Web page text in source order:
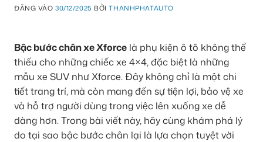
ĐĂNG VÀO30/12/2025 BỞITHANHPHATAUTO
Bậc bước chân xe Xforce là phụ kiện ô tô không thể
thiếu cho những chiếc xe 4×4, đặc biệt là những
mẫu xe SUV như Xforce. Đây không chỉ là một chi
tiết trang trí, mà còn mang đến sự tiện lợi, bảo vệ xe
và hỗ trợ người dùng trong việc lên xuống xe dễ
dàng hơn. Trong bài viết này, hãy cùng khám phá lý
do tại sao bậc bước chân lại là lựa chọn tuyệt vời